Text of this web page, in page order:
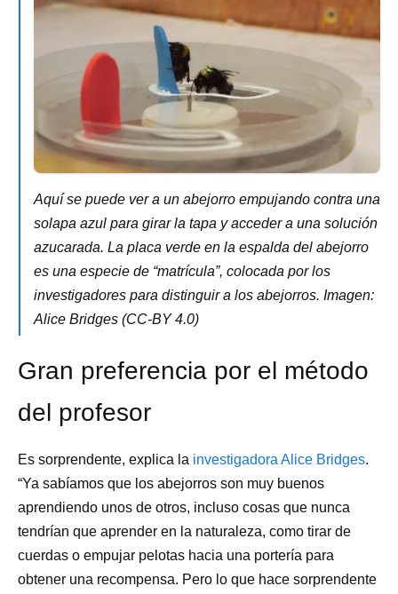
Aquí se puede ver a un abejorro empujando contra una
solapa azul para girar la tapa y acceder a una solución
azucarada. La placa verde en la espalda del abejorro
es una especie de “matrícula”, colocada por los
investigadores para distinguir a los abejorros. Imagen:
Alice Bridges (CC-BY 4.0)
Gran preferencia por el método
del profesor
Es sorprendente, explica la investigadora Alice Bridges.
“Ya sabíamos que los abejorros son muy buenos
aprendiendo unos de otros, incluso cosas que nunca
tendrían que aprender en la naturaleza, como tirar de
cuerdas o empujar pelotas hacia una portería para
obtener una recompensa. Pero lo que hace sorprendente